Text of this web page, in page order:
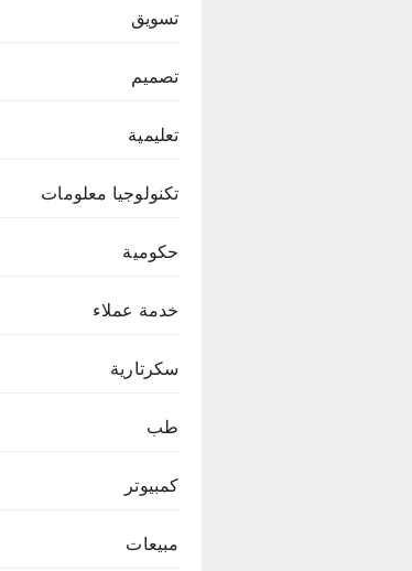
تسويق
تصميم
تعليمية
تكنولوجيا معلومات
حكومية
خدمة عملاء
سكرتارية
طب
كمبيوتر
مبيعات